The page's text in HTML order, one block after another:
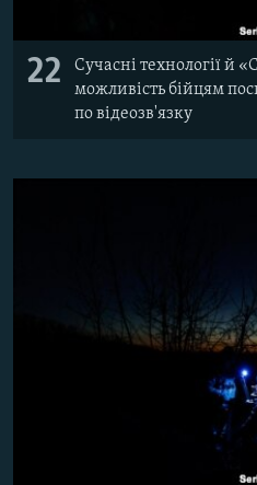
22
Сучасні технології й
можливість бійцям
по відеозв'язку